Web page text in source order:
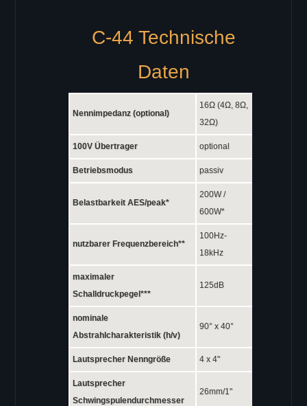
C-44 Technische
Daten
Nennimpedanz (optional)
16Ω (4Ω, 8Ω,
32Ω)
100V Übertrager optional
Betriebsmodus passiv
Belastbarkeit AES/peak*
200W /
600W*
nutzbarer Frequenzbereich**
100Hz-
18kHz
maximaler
Schalldruckpegel***
125dB
nominale
Abstrahlcharakteristik (h/v)
90° x 40°
Lautsprecher Nenngröße 4 x 4"
Lautsprecher
Schwingspulendurchmesser
26mm/1"